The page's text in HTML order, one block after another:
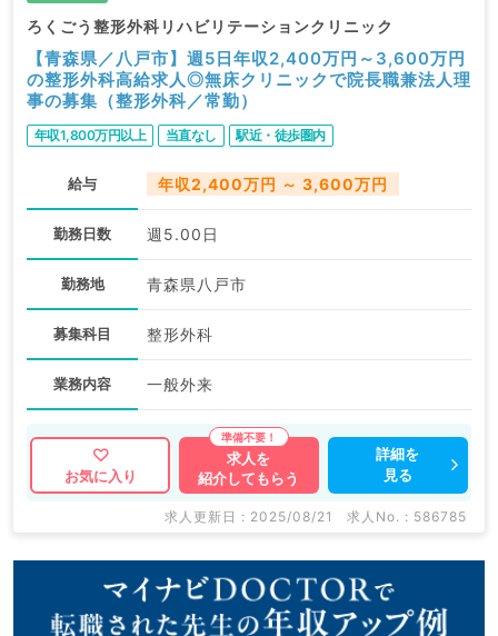
ろくごう整形外科リハビリテーションクリニック
【青森県／八戸市】週5日年収2,400万円～3,600万円
の整形外科高給求人◎無床クリニックで院長職兼法人理
事の募集（整形外科／常勤）
年収1,800万円以上 当直なし 駅近・徒歩圏内
給与 年収2,400万円 ～ 3,600万円
勤務日数 週5.00日
勤務地 青森県八戸市
募集科目 整形外科
業務内容 一般外来
お気に入り
求人を
紹介してもらう
詳細を
見る
求人更新日 : 2025/08/21 求人No. : 586785